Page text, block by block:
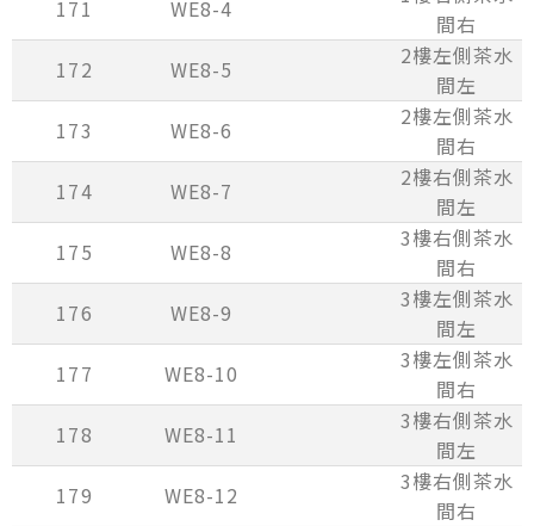
171
WE8-4
間右
172
WE8-5
2樓左側茶水
間左
173
WE8-6
2樓左側茶水
間右
174
WE8-7
2樓右側茶水
間左
175
WE8-8
3樓右側茶水
間右
176
WE8-9
3樓左側茶水
間左
177
WE8-10
3樓左側茶水
間右
178
WE8-11
3樓右側茶水
間左
179
WE8-12
3樓右側茶水
間右